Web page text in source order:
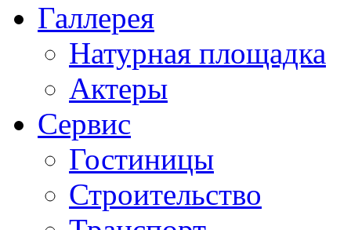
Галлерея
Натурная площадка
Актеры
Сервис
Гостиницы
Строительство